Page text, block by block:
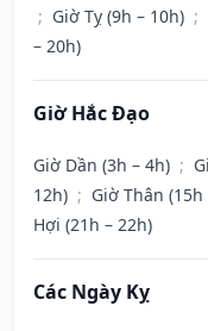
; Giờ Tỵ (9h – 10h) ;
– 20h)
Giờ Hắc Đạo
Giờ Dần (3h – 4h) ;
12h) ; Giờ Thân (15h
Hợi (21h – 22h)
Các Ngày Kỵ